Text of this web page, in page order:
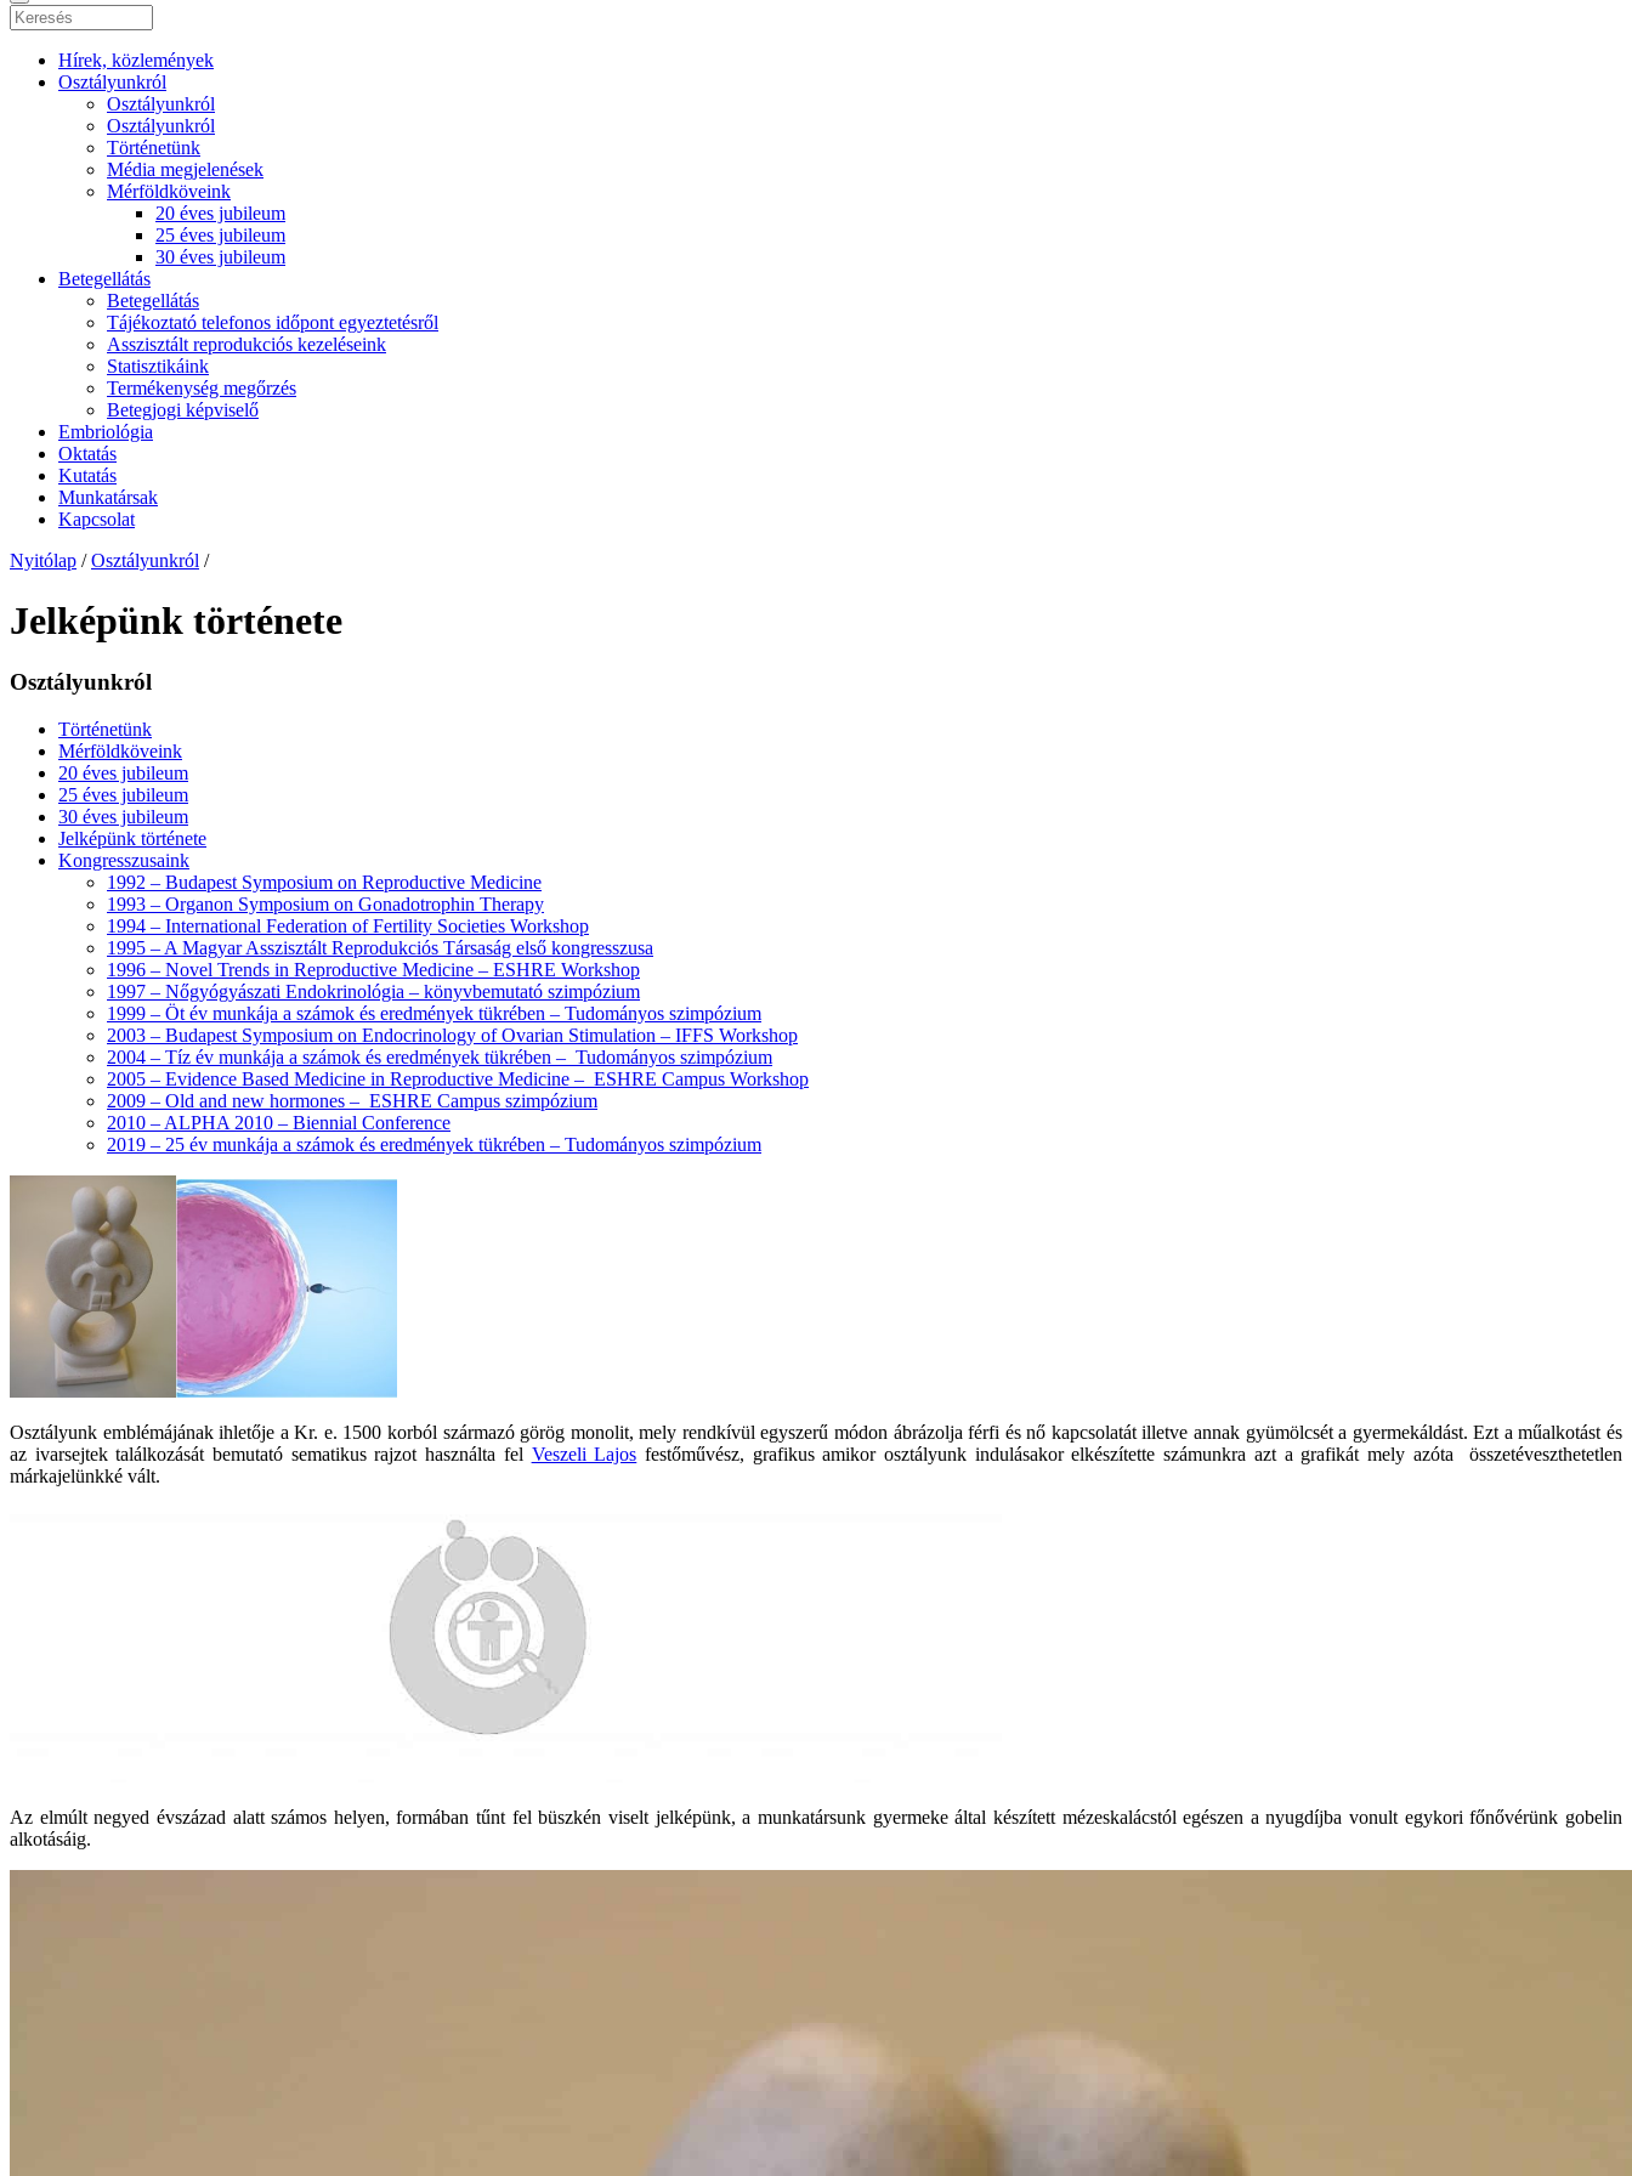
Hírek, közlemények
Osztályunkról
Osztályunkról
Osztályunkról
Történetünk
Média megjelenések
Mérföldköveink
20 éves jubileum
25 éves jubileum
30 éves jubileum
Betegellátás
Betegellátás
Tájékoztató telefonos időpont egyeztetésről
Asszisztált reprodukciós kezeléseink
Statisztikáink
Termékenység megőrzés
Betegjogi képviselő
Embriológia
Oktatás
Kutatás
Munkatársak
Kapcsolat
Nyitólap / Osztályunkról /
Jelképünk története
Osztályunkról
Történetünk
Mérföldköveink
20 éves jubileum
25 éves jubileum
30 éves jubileum
Jelképünk története
Kongresszusaink
1992 – Budapest Symposium on Reproductive Medicine
1993 – Organon Symposium on Gonadotrophin Therapy
1994 – International Federation of Fertility Societies Workshop
1995 – A Magyar Asszisztált Reprodukciós Társaság első kongresszusa
1996 – Novel Trends in Reproductive Medicine – ESHRE Workshop
1997 – Nőgyógyászati Endokrinológia – könyvbemutató szimpózium
1999 – Öt év munkája a számok és eredmények tükrében – Tudományos szimpózium
2003 – Budapest Symposium on Endocrinology of Ovarian Stimulation – IFFS Workshop
2004 – Tíz év munkája a számok és eredmények tükrében – Tudományos szimpózium
2005 – Evidence Based Medicine in Reproductive Medicine – ESHRE Campus Workshop
2009 – Old and new hormones – ESHRE Campus szimpózium
2010 – ALPHA 2010 – Biennial Conference
2019 – 25 év munkája a számok és eredmények tükrében – Tudományos szimpózium
Osztályunk emblémájának ihletője a Kr. e. 1500 korból származó görög monolit, mely rendkívül egyszerű módon ábrázolja férfi és nő kapcsolatát illetve annak gyümölcsét a gyermekáldást. Ezt a műalkotást és
az ivarsejtek találkozását bemutató sematikus rajzot használta fel Veszeli Lajos festőművész, grafikus amikor osztályunk indulásakor elkészítette számunkra azt a grafikát mely azóta összetéveszthetetlen
márkajelünkké vált.
Az elmúlt negyed évszázad alatt számos helyen, formában tűnt fel büszkén viselt jelképünk, a munkatársunk gyermeke által készített mézeskalácstól egészen a nyugdíjba vonult egykori főnővérünk gobelin
alkotásáig.